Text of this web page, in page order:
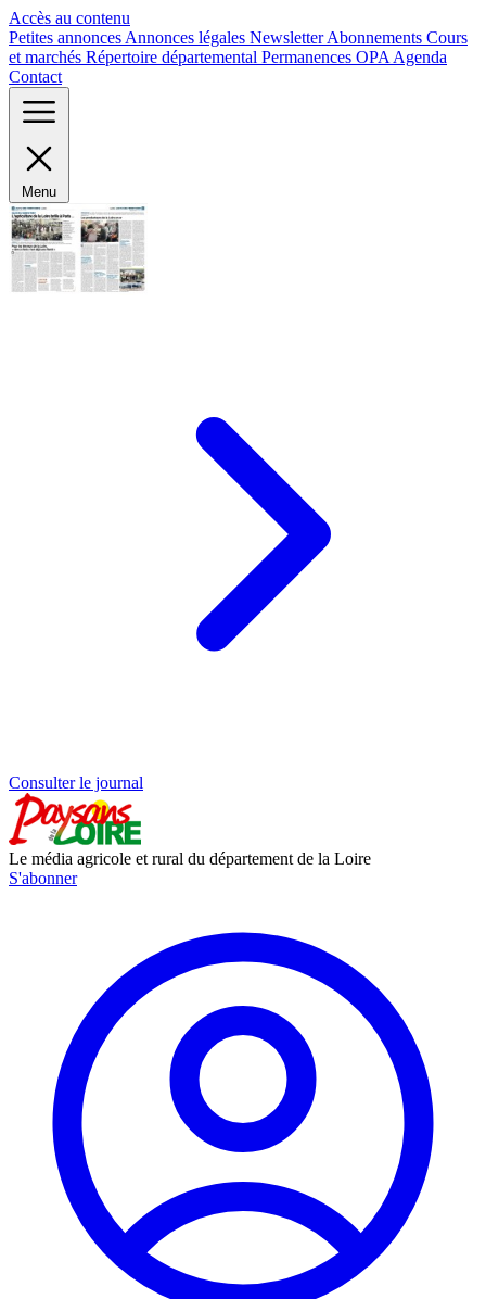
Accès au contenu
Petites annonces Annonces légales NewsletterAbonnements Cours
et marchés Répertoire départemental Permanences OPA Agenda
Contact
Menu
Consulter le journal
Le média agricole et rural du département de la Loire
S'abonner
Panneau de gestion des cookies